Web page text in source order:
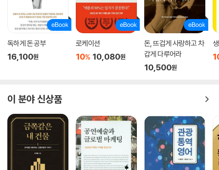
다. 이 지점에서 ‘한국인 기자’로서 지금까지 씨줄과 날줄로 풀어헤친 경제
적 혜안들을 다시 짜내어 한국 독자가 극복의 대안을 함께 떠올릴 수 있도
록 설득력 있게 방향을 제시한다. 자본시장의 흐름을 이토록 명징하게 깨
우치면서도, 어떠한 경제 이슈에도 흔들리지 않고 살아남는 무기를 얻을
수 있는 힘이 이 책에 있는 이유다. 더불어 경제 스토리텔링의 새로운 지평
독하게 돈 공부
16,100원
로케이션
10% 10,080원
돈, 뜨겁게 사랑하고 차
갑게 다루어라
10,500원
이 분야 신상품